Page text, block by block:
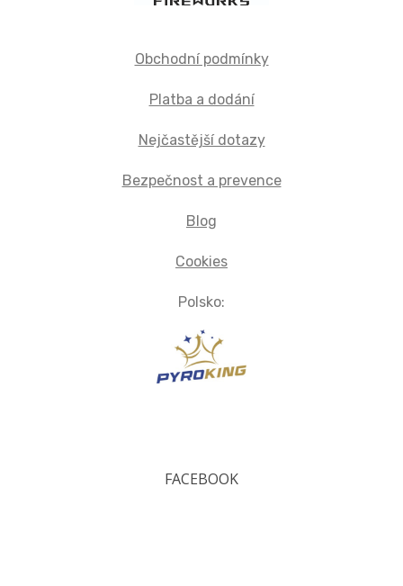
Obchodní podmínky
Platba a dodání
Nejčastější dotazy
Bezpečnost a prevence
Blog
Cookies
Polsko:
FACEBOOK